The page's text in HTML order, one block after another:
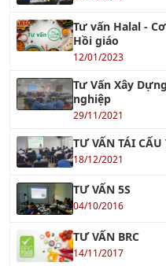
Tư Vấn Xây
nghiệp
TƯ VẤN TÁI CẤU
18/12/2021
TƯ VẤN 5S
04/10/2016
TƯ VẤN BRC
14/11/2017
Tư Vấn FSSC
12/12/2022